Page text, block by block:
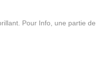
Pour Info, une partie de